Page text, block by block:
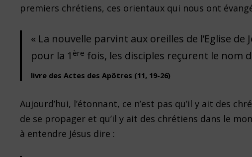
premiers chrétiens, ces orientaux qui nous ont
« La nouvelle parvint aux oreilles de l’Eglise de
pour la 1 ère fois, les disciples reçurent le nom
livre des Actes des Apôtres (11, 19-26)
Aujourd’hui, l’étonnant, ce n’est pas qu’il y ait des
de se propager et qu’il y ait des chrétiens dans le
à entendre Jésus dire :